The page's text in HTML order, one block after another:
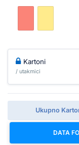
Kartoni
/ utakmici
Ukupno
DATA